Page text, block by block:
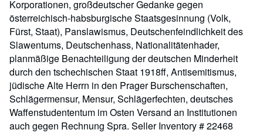
Korporationen, großdeutscher Gedanke gegen
österreichisch-habsburgische Staatsgesinnung (Volk,
Fürst, Staat), Panslawismus, Deutschenfeindlichkeit des
Slawentums, Deutschenhass, Nationalitätenhader,
planmäßige Benachteiligung der deutschen Minderheit
durch den tschechischen Staat 1918ff, Antisemitismus,
jüdische Alte Herrn in den Prager Burschenschaften,
Schlägermensur, Mensur, Schlägerfechten, deutsches
Waffenstudententum im Osten Versand an Institutionen
auch gegen Rechnung Spra. Seller Inventory # 22468